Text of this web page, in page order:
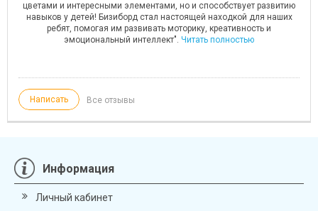
цветами и интересными элементами, но и способствует развитию
навыков у детей! Бизиборд стал настоящей находкой для наших
ребят, помогая им развивать моторику, креативность и
эмоциональный интеллект". Читать полностью
Написать Все отзывы
Информация
Личный кабинет